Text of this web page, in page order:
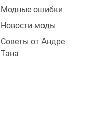
Модные ошибки
Новости моды
Советы от Андре
Тана